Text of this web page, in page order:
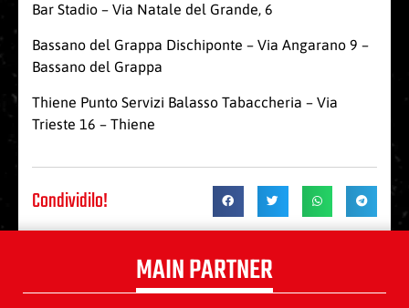
Bar Stadio – Via Natale del Grande, 6
Bassano del Grappa Dischiponte – Via Angarano 9 –
Bassano del Grappa
Thiene Punto Servizi Balasso Tabaccheria – Via
Trieste 16 – Thiene
Condividilo!
MAIN PARTNER